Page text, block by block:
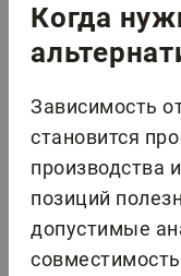
Когда
Зависимость
становится
производства
позиций
допустимые